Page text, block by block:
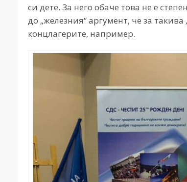
си дете. За него обаче това не е
до „железния“ аргумент, че за
концлагерите, например.